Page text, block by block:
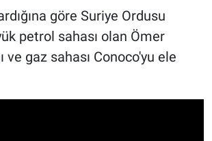
göre Suriye Ordusu
petrol sahası olan Ömer
ve gaz sahası Conoco'yu ele